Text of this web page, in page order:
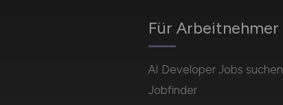
Für Arbeitnehmer
AI Developer Jobs suchen
Jobfinder